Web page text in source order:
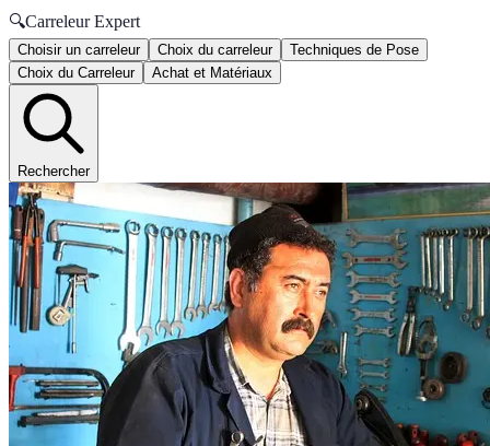
🔍Carreleur Expert
Choisir un carreleur Choix du carreleur
Techniques de Pose
Choix du Carreleur
Achat et Matériaux
Rechercher